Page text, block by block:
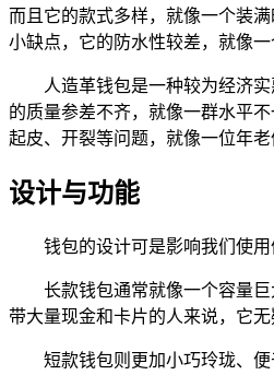
而且它的款式多样，就像一个装
小缺点，它的防水性较差，就像
人造革钱包是一种较为经济
的质量参差不齐，就像一群水平
起皮、开裂等问题，就像一位年老
设计与功能
钱包的设计可是影响我们使
长款钱包通常就像一个容量
带大量现金和卡片的人来说，它
短款钱包则更加小巧玲珑、